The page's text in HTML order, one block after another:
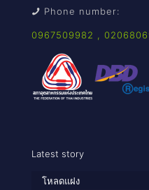
Phone number:
0967509982
Latest story
โหลดแฝง